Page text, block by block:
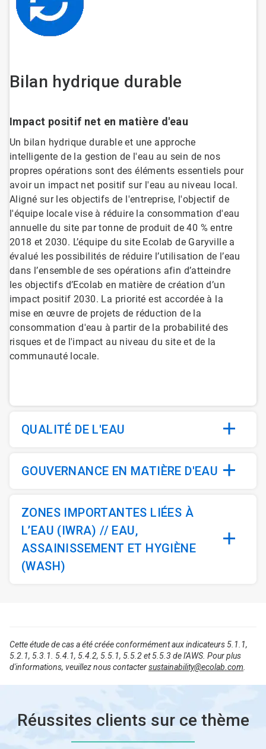
Bilan hydrique durable
Impact positif net en matière d'eau
Un bilan hydrique durable et une approche
intelligente de la gestion de l'eau au sein de nos
propres opérations sont des éléments essentiels pour
avoir un impact net positif sur l'eau au niveau local.
Aligné sur les objectifs de l'entreprise, l'objectif de
l'équipe locale vise à réduire la consommation d'eau
annuelle du site par tonne de produit de 40 % entre
2018 et 2030. L’équipe du site Ecolab de Garyville a
évalué les possibilités de réduire l’utilisation de l’eau
dans l’ensemble de ses opérations afin d’atteindre
les objectifs d’Ecolab en matière de création d’un
impact positif 2030. La priorité est accordée à la
mise en œuvre de projets de réduction de la
consommation d'eau à partir de la probabilité des
risques et de l'impact au niveau du site et de la
communauté locale.
QUALITÉ DE L'EAU
GOUVERNANCE EN MATIÈRE D'EAU
ZONES IMPORTANTES LIÉES À
L’EAU (IWRA) // EAU,
ASSAINISSEMENT ET HYGIÈNE
(WASH)
Cette étude de cas a été créée conformément aux indicateurs 5.1.1,
5.2.1, 5.3.1. 5.4.1, 5.4.2, 5.5.1, 5.5.2 et 5.5.3 de l'AWS. Pour plus
d'informations, veuillez nous contactersustainability@ecolab.com.
Réussites clients sur ce thème